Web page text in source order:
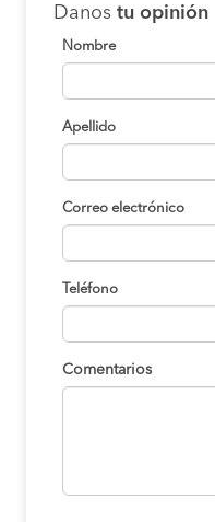
Ica a Abancay
Nazca a Abancay
Nazca a Abancay
Nazca a Abancay
Danos tu opinión
Nombre
Apellido
Correo electrónico
Teléfono
Comentarios